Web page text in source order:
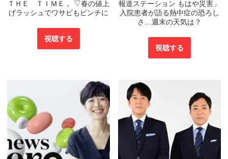
ＴＨＥ ＴＩＭＥ， ▽春の値上
げラッシュでワサビもピンチに
視聴する
報道ステーション もはや災害」
入院患者が語る熱中症の恐ろし
さ…週末の天気は？
視聴する